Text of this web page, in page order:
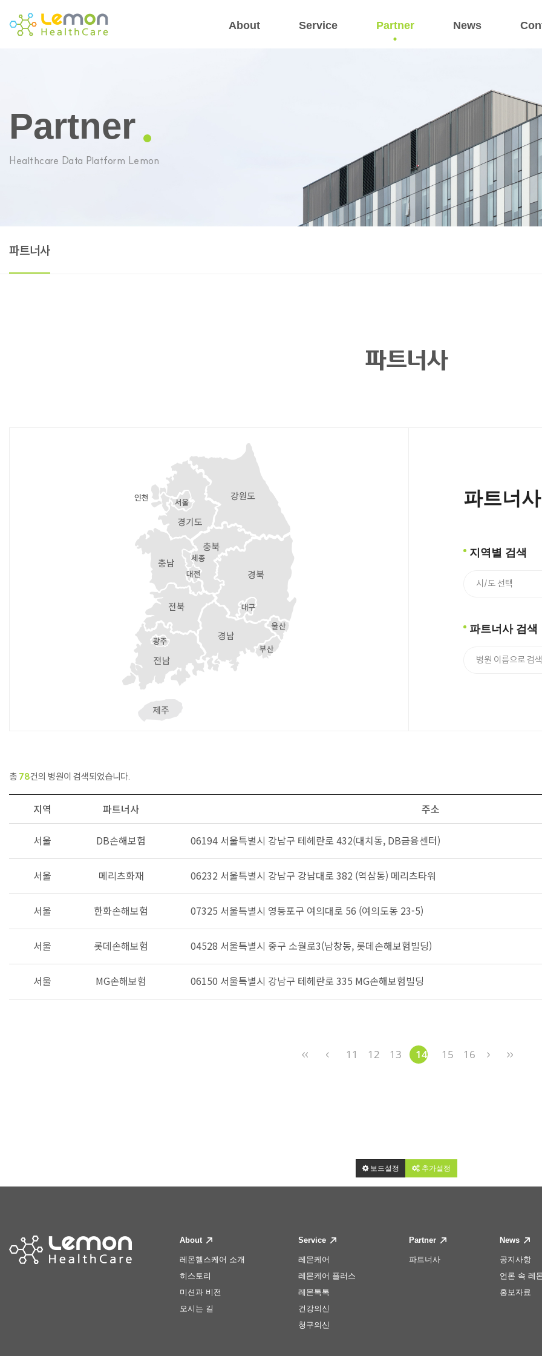
About Service Partner News
Partner
Healthcare Data Platform Lemon
파트너사
파트너사
파트너
지역별 검색
파트너사 검색
총 78건의 병원이 검색되었습니다.
지역 파트너사 주소
서울 DB손해보험 06194 서울특별시 강남구 테헤란로 432(대치동, DB금융센터)
서울 메리츠화재 06232 서울특별시 강남구 강남대로 382 (역삼동) 메리츠타워
서울 한화손해보험 07325 서울특별시 영등포구 여의대로 56 (여의도동 23-5)
서울 롯데손해보험 04528 서울특별시 중구 소월로3(남창동, 롯데손해보험빌딩)
서울 MG손해보험 06150 서울특별시 강남구 테헤란로 335 MG손해보험빌딩
11 12 13 14 15 16
보드설정 추가설정
About
레몬헬스케어 소개
히스토리
미션과 비전
오시는 길
Service
레몬케어
레몬케어 플러스
레몬톡톡
건강의신
청구의신
Partner
파트너사
News
공지사항
언론 속 레
홍보자료